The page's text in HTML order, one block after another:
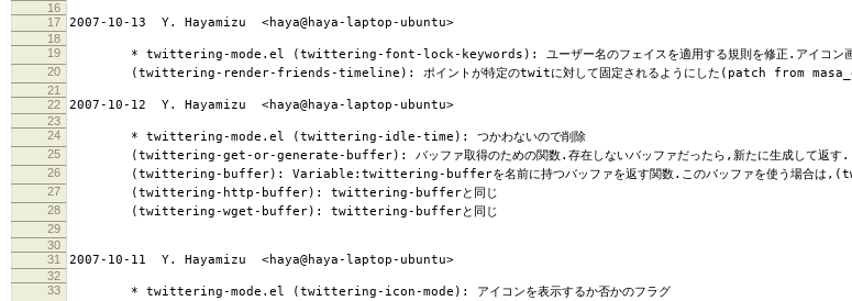
16
17
2007-10-13 Y. Hayamizu <haya@haya-laptop-ubuntu>
18
19
* twittering-mode.el (twittering-font-lock-keywords): ユーザー名のフェイスを適用する規則を修正.アイコン画像を表
20 (twittering-render-friends-timeline): ポイントが特定のtwitに対して固定されるようにした(patch from
21
22
2007-10-12 Y. Hayamizu <haya@haya-laptop-ubuntu>
23
24
* twittering-mode.el (twittering-idle-time): つかわないので削除
25 (twittering-get-or-generate-buffer): バッファ取得のための関数.存在しないバッファだったら,新たに生成して返す.
26 (twittering-buffer): Variable:twittering-bufferを名前に持つバッファを返す関数.このバッファを使う場合は
27 (twittering-http-buffer): twittering-bufferと同じ
28 (twittering-wget-buffer): twittering-bufferと同じ
29
30
31
2007-10-11 Y. Hayamizu <haya@haya-laptop-ubuntu>
32
33
* twittering-mode.el (twittering-icon-mode): アイコンを表示するか否かのフラグ